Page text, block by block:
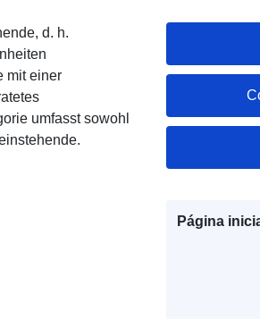
d. h.
mit einer
umfasst sowohl
Página